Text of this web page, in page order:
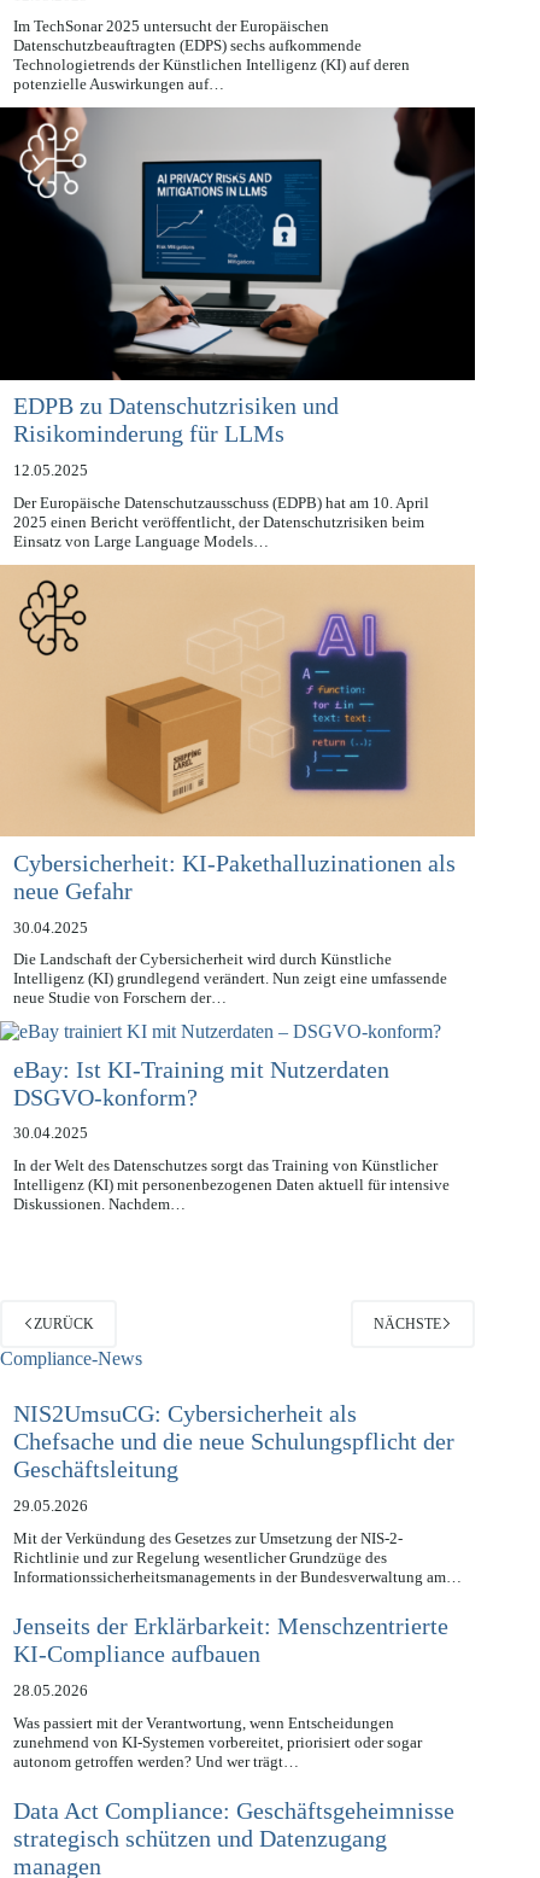
12.05.2025
Im TechSonar 2025 untersucht der Europäischen
Datenschutzbeauftragten (EDPS) sechs aufkommende
Technologietrends der Künstlichen Intelligenz (KI) auf deren
potenzielle Auswirkungen auf…
EDPB zu Datenschutzrisiken und
Risikominderung für LLMs
12.05.2025
Der Europäische Datenschutzausschuss (EDPB) hat am 10. April
2025 einen Bericht veröffentlicht, der Datenschutzrisiken beim
Einsatz von Large Language Models…
Cybersicherheit: KI-Pakethalluzinationen als
neue Gefahr
30.04.2025
Die Landschaft der Cybersicherheit wird durch Künstliche
Intelligenz (KI) grundlegend verändert. Nun zeigt eine umfassende
neue Studie von Forschern der…
eBay: Ist KI-Training mit Nutzerdaten
DSGVO-konform?
30.04.2025
In der Welt des Datenschutzes sorgt das Training von Künstlicher
Intelligenz (KI) mit personenbezogenen Daten aktuell für intensive
ZURÜCK
NIS2UmsuCG: Cybersicherheit als
Chefsache und die neue Schulungspflicht der
Geschäftsleitung
29.05.2026
Mit der Verkündung des Gesetzes zur Umsetzung der NIS-2-
Richtlinie und zur Regelung wesentlicher Grundzüge des
Jenseits der Erklärbarkeit: Menschzentrierte
KI-Compliance aufbauen
28.05.2026
Was passiert mit der Verantwortung, wenn Entscheidungen
zunehmend von KI-Systemen vorbereitet, priorisiert oder sogar
Data Act Compliance: Geschäftsgeheimnisse
strategisch schützen und Datenzugang